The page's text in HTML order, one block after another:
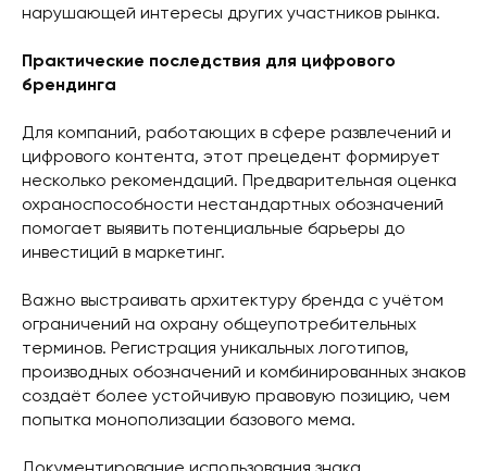
нарушающей интересы других участников рынка.
Практические последствия для цифрового
брендинга
Для компаний, работающих в сфере развлечений и
цифрового контента, этот прецедент формирует
несколько рекомендаций. Предварительная оценка
охраноспособности нестандартных обозначений
помогает выявить потенциальные барьеры до
инвестиций в маркетинг.
Важно выстраивать архитектуру бренда с учётом
ограничений на охрану общеупотребительных
терминов. Регистрация уникальных логотипов,
производных обозначений и комбинированных знаков
создаёт более устойчивую правовую позицию, чем
попытка монополизации базового мема.